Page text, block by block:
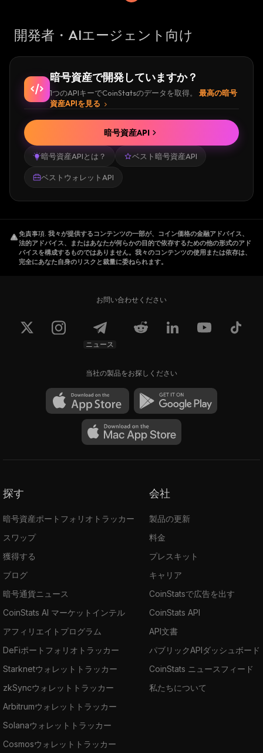
開発者・AIエージェント向け
暗号資産で開発していますか？
1つのAPIキーでCoinStatsのデータを取得。
最高の暗号
資産APIを見る
暗号資産APIとは？ ベスト暗号資産API
ベストウォレットAPI
暗号資産API
免責事項. 我々が提供するコンテンツの一部が、コイン価格の金融アドバイス、
法的アドバイス、またはあなたが何らかの目的で依存するための他の形式のアド
バイスを構成するものではありません。我々のコンテンツの使用または依存は、
完全にあなた自身のリスクと裁量に委ねられます。
お問い合わせください
ニュース
当社の製品をお探しください
探す
暗号資産ポートフォリオトラッカー
スワップ
獲得する
ブログ
暗号通貨ニュース
CoinStats AI マーケットインテル
アフィリエイトプログラム
DeFiポートフォリオトラッカー
Starknetウォレットトラッカー
zkSyncウォレットトラッカー
Arbitrumウォレットトラッカー
Solanaウォレットトラッカー
Cosmosウォレットトラッカー
会社
製品の更新
料金
プレスキット
キャリア
CoinStatsで広告を出す
CoinStats API
API文書
パブリックAPIダッシュボード
CoinStats ニュースフィード
私たちについて